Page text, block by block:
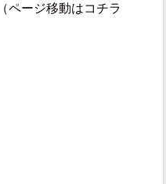
（ページ移動はコチラ